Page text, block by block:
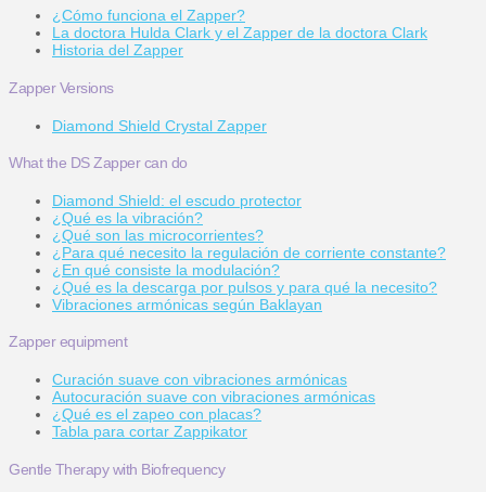
¿Cómo funciona el Zapper?
La doctora Hulda Clark y el Zapper de la doctora Clark
Historia del Zapper
Zapper Versions
Diamond Shield Crystal Zapper
What the DS Zapper can do
Diamond Shield: el escudo protector
¿Qué es la vibración?
¿Qué son las microcorrientes?
¿Para qué necesito la regulación de corriente constante?
¿En qué consiste la modulación?
¿Qué es la descarga por pulsos y para qué la necesito?
Vibraciones armónicas según Baklayan
Zapper equipment
Curación suave con vibraciones armónicas
Autocuración suave con vibraciones armónicas
¿Qué es el zapeo con placas?
Tabla para cortar Zappikator
Gentle Therapy with Biofrequency